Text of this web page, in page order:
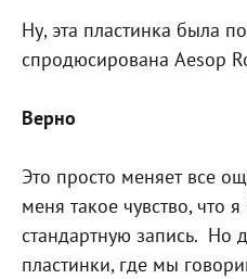
Ну, эта пластинка была
спродюсирована Aesop
Верно
Это просто меняет все
меня такое чувство, что
стандартную запись. Но
пластинки, где мы